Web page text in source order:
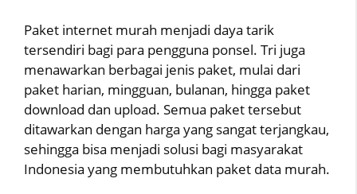
Paket internet murah menjadi daya tarik
tersendiri bagi para pengguna ponsel. Tri juga
menawarkan berbagai jenis paket, mulai dari
paket harian, mingguan, bulanan, hingga paket
download dan upload. Semua paket tersebut
ditawarkan dengan harga yang sangat terjangkau,
sehingga bisa menjadi solusi bagi masyarakat
Indonesia yang membutuhkan paket data murah.